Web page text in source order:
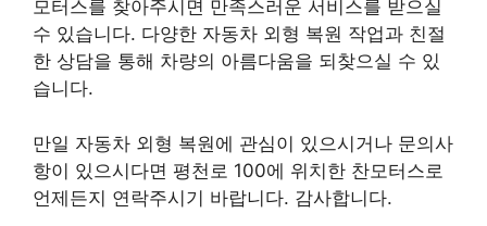
모터스를 찾아주시면 만족스러운 서비스를 받으실
수 있습니다. 다양한 자동차 외형 복원 작업과 친절
한 상담을 통해 차량의 아름다움을 되찾으실 수 있
습니다.
만일 자동차 외형 복원에 관심이 있으시거나 문의사
항이 있으시다면 평천로 100에 위치한 찬모터스로
언제든지 연락주시기 바랍니다. 감사합니다.